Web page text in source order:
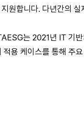
원합니다. 다년간의
는 2021년 IT 기
용 케이스를 통해 주